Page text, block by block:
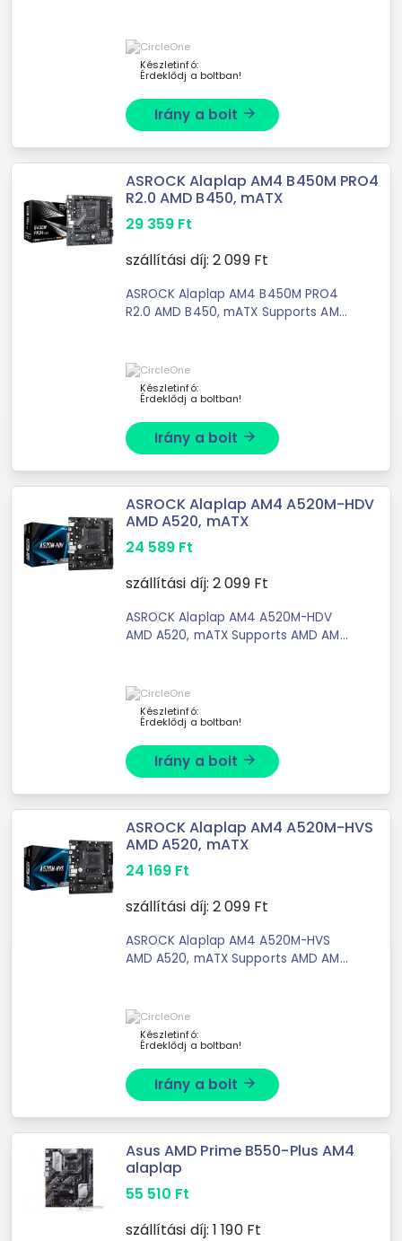
Készletinfó:
Érdeklődj a boltban!
Irány a bolt arrow_forward
ASROCK Alaplap AM4 B450M PRO4
R2.0 AMD B450, mATX
29 359 Ft
szállítási díj: 2 099Ft
ASROCK Alaplap AM4 B450M PRO4
R2.0 AMD B450, mATX Supports AMD
Készletinfó:
Érdeklődj a boltban!
Irány a bolt arrow_forward
ASROCK Alaplap AM4 A520M-HDV
AMD A520, mATX
24 589 Ft
szállítási díj: 2 099Ft
ASROCK Alaplap AM4 A520M-HDV
AMD A520, mATX Supports AMD AM4
Készletinfó:
Érdeklődj a boltban!
Irány a bolt arrow_forward
ASROCK Alaplap AM4 A520M-HVS
AMD A520, mATX
24 169 Ft
szállítási díj: 2 099Ft
ASROCK Alaplap AM4 A520M-HVS
AMD A520, mATX Supports AMD AM4
Készletinfó:
Érdeklődj a boltban!
Irány a bolt arrow_forward
Asus AMD Prime B550-Plus AM4
alaplap
55 510 Ft
szállítási díj: 1 190Ft